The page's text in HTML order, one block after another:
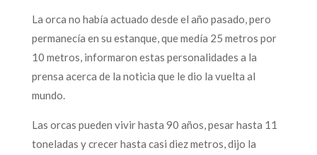
La orca no había actuado desde el año pasado, pero
permanecía en su estanque, que medía 25 metros por
10 metros, informaron estas personalidades a la
prensa acerca de la noticia que le dio la vuelta al
mundo.
Las orcas pueden vivir hasta 90 años, pesar hasta 11
toneladas y crecer hasta casi diez metros, dijo la